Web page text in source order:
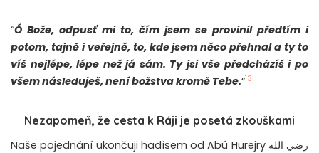
“Ó Bože, odpusť mi to, čím jsem se provinil předtím i
potom, tajně i veřejně, to, kde jsem něco přehnal a ty to
víš nejlépe, lépe než já sám. Ty jsi vše předcházíš i po
všem následuješ, není božstva kromě Tebe.“13
Nezapomeň, že cesta k Ráji je posetá zkouškami
Naše pojednání ukončuji hadísem od Abú Hurejry رضي الله